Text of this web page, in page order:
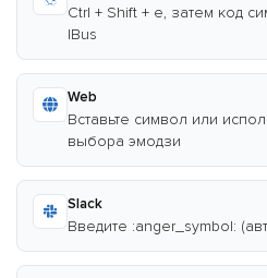
Ctrl + Shift + e, затем код
IBus
Web
Вставьте символ или
выбора эмодзи
Slack
Введите :anger_symbol: